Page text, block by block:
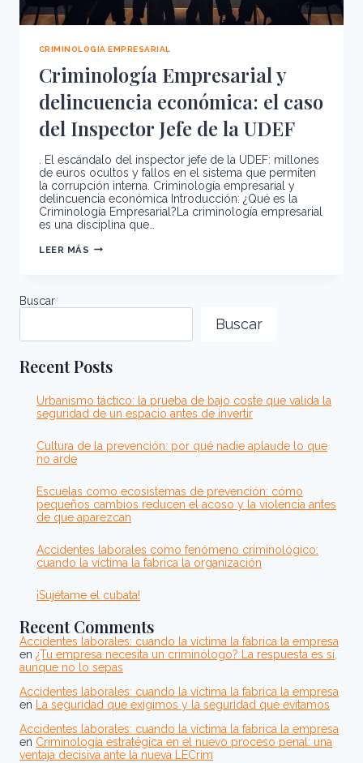
CRIMINOLOGÍA EMPRESARIAL
Criminología Empresarial y
delincuencia económica: el caso
del Inspector Jefe de la UDEF
. El escándalo del inspector jefe de la UDEF: millones
de euros ocultos y fallos en el sistema que permiten
la corrupción interna. Criminología empresarial y
delincuencia económica Introducción: ¿Qué es la
Criminología Empresarial?La criminología empresarial
es una disciplina que…
LEER MÁS CRIMINOLOGÍA
CASO
JEFE
LA
UDEF
Buscar
Buscar
Recent Posts
Urbanismo táctico: la prueba de bajo coste que valida la
seguridad de un espacio antes de invertir
Cultura de la prevención: por qué nadie aplaude lo que
no arde
Escuelas como ecosistemas de prevención: cómo
pequeños cambios reducen el acoso y la violencia antes
de que aparezcan
Accidentes laborales como fenómeno criminológico:
cuando la víctima la fabrica la organización
¡Sujétame el cubata!
Recent Comments
Accidentes laborales: cuando la víctima la fabrica la empresa
en ¿Tu empresa necesita un criminólogo? La respuesta es sí,
aunque no lo sepas
Accidentes laborales: cuando la víctima la fabrica la empresa
en
La seguridad que exigimos y la seguridad que evitamos
Accidentes laborales: cuando la víctima la fabrica la empresa
en Criminología estratégica en el nuevo proceso penal: una
ventaja decisiva ante la nueva LECrim